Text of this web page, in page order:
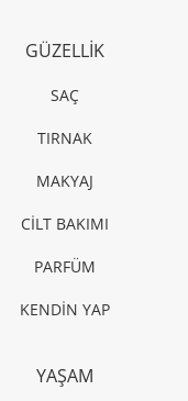
GÜZELLİK
SAÇ
TIRNAK
MAKYAJ
CİLT BAKIMI
PARFÜM
KENDİN YAP
YAŞAM